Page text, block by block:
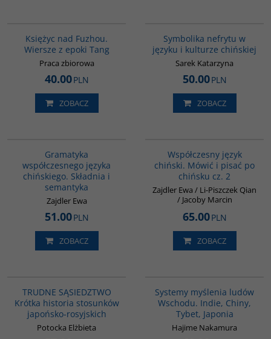
Księżyc nad Fuzhou.
Wiersze z epoki Tang
Praca zbiorowa
40.00PLN
ZOBACZ
Symbolika nefrytu w
języku i kulturze chińskiej
Sarek Katarzyna
50.00PLN
ZOBACZ
Gramatyka
współczesnego języka
chińskiego. Składnia i
semantyka
Zajdler Ewa
51.00PLN
ZOBACZ
Współczesny język
chiński. Mówić i pisać po
chińsku cz. 2
Zajdler Ewa / Li-Piszczek Qian
/ Jacoby Marcin
65.00PLN
ZOBACZ
TRUDNE SĄSIEDZTWO
Krótka historia stosunków
japońsko-rosyjskich
Potocka Elżbieta
Systemy myślenia ludów
Wschodu. Indie, Chiny,
Tybet, Japonia
Hajime Nakamura